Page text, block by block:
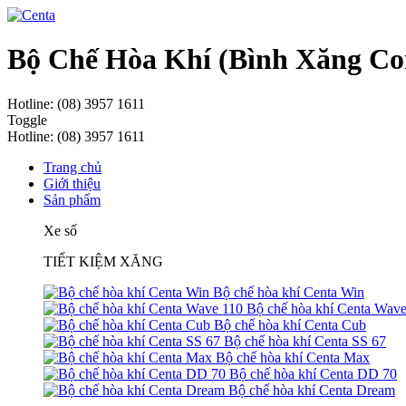
Bộ Chế Hòa Khí (Bình Xăng
Hotline: (08) 3957 1611
Toggle
Hotline: (08) 3957 1611
Trang chủ
Giới thiệu
Sản phẩm
Xe số
TIẾT KIỆM XĂNG
Bộ chế hòa khí Centa Win
Bộ chế hòa khí Centa
Bộ chế hòa khí Centa Cub
Bộ chế hòa khí Centa SS 67
Bộ chế hòa khí Centa Max
Bộ chế hòa khí Centa DD 70
Bộ chế hòa khí Centa Dream